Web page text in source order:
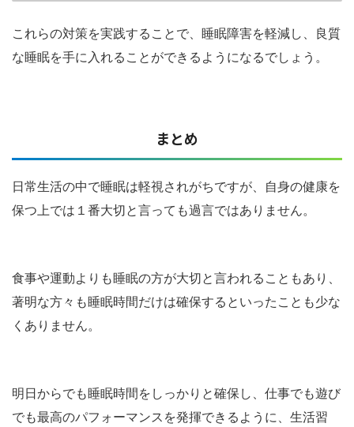
これらの対策を実践することで、睡眠障害を軽減し、良質
な睡眠を手に入れることができるようになるでしょう。
まとめ
日常生活の中で睡眠は軽視されがちですが、自身の健康を
保つ上では１番大切と言っても過言ではありません。
食事や運動よりも睡眠の方が大切と言われることもあり、
著明な方々も睡眠時間だけは確保するといったことも少な
くありません。
明日からでも睡眠時間をしっかりと確保し、仕事でも遊び
でも最高のパフォーマンスを発揮できるように、生活習